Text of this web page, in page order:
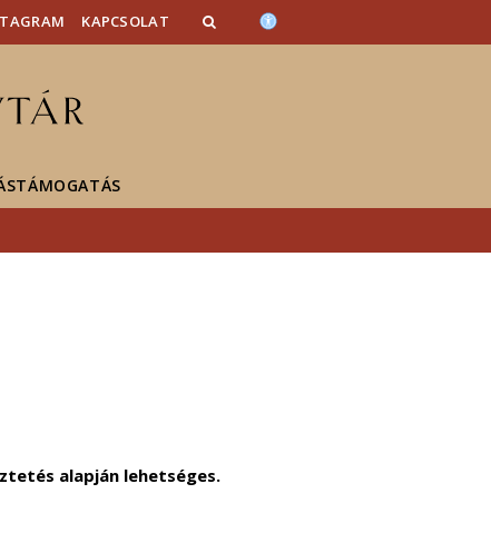
KAPCSOLAT
alapján lehetséges.